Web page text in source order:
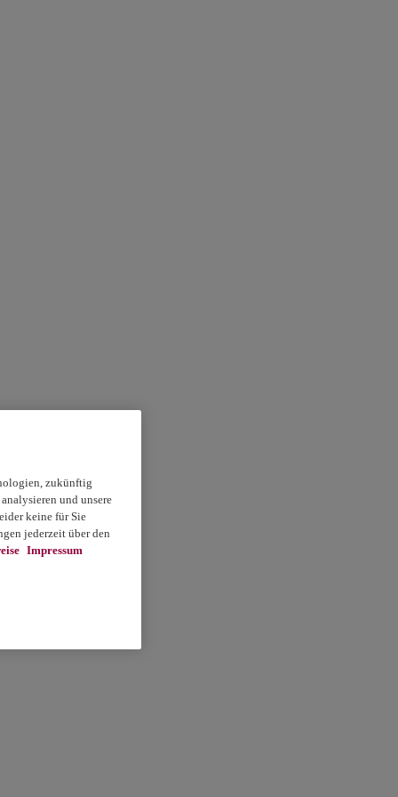
zukünftig
und unsere
keine für Sie
jederzeit über den
Impressum